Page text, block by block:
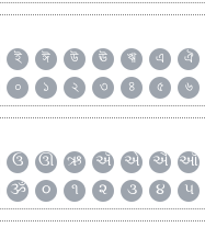
ই ঈ উ ঊ ঋ এ ঐ
০ ১ ২ ৩ ৪ ৫ ৬
ઉ ઊ ઋ ઍ એ ઐ ઑ
ૐ ૦ ૧ ૨ ૩ ૪ ૫